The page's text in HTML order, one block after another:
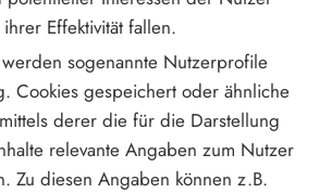
Effektivität fallen.
sogenannte Nutzerprofile
Cookies gespeichert oder ähnliche
derer die für die Darstellung
relevante Angaben zum Nutzer
Zu diesen Angaben können z.B.